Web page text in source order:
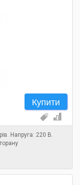
Купити
Напруга: 220 В.